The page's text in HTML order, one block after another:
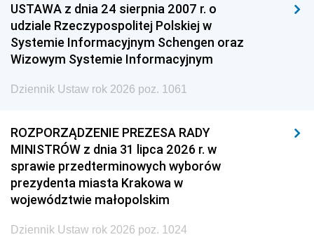
USTAWA z dnia 24 sierpnia 2007 r. o
udziale Rzeczypospolitej Polskiej w
Systemie Informacyjnym Schengen oraz
Wizowym Systemie Informacyjnym
Dziennik Ustaw rok 2026 poz. 1061
ROZPORZĄDZENIE PREZESA RADY
MINISTRÓW z dnia 31 lipca 2026 r. w
sprawie przedterminowych wyborów
prezydenta miasta Krakowa w
województwie małopolskim
Dziennik Ustaw rok 2026 poz. 1024